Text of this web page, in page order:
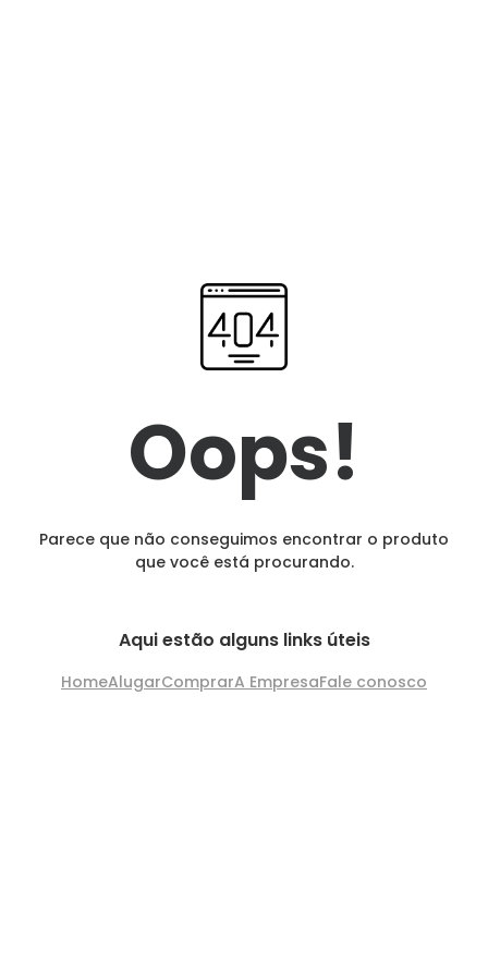
Oops!
Parece que não conseguimos encontrar o produto
que você está procurando.
Aqui estão alguns links úteis
HomeAlugarComprarA EmpresaFale conosco